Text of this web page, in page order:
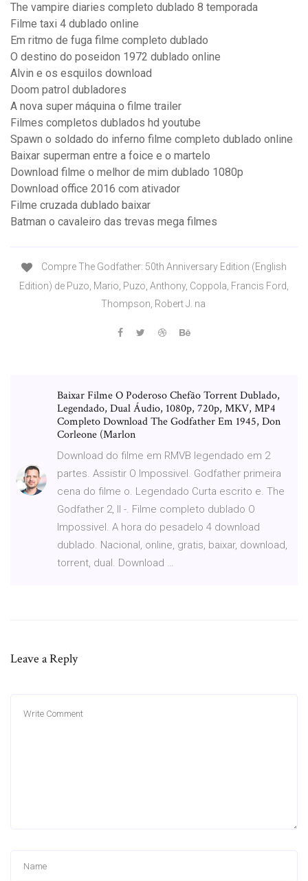
The vampire diaries completo dublado 8 temporada
Filme taxi 4 dublado online
Em ritmo de fuga filme completo dublado
O destino do poseidon 1972 dublado online
Alvin e os esquilos download
Doom patrol dubladores
A nova super máquina o filme trailer
Filmes completos dublados hd youtube
Spawn o soldado do inferno filme completo dublado online
Baixar superman entre a foice e o martelo
Download filme o melhor de mim dublado 1080p
Download office 2016 com ativador
Filme cruzada dublado baixar
Batman o cavaleiro das trevas mega filmes
Compre The Godfather: 50th Anniversary Edition (English
Edition) de Puzo, Mario, Puzo, Anthony, Coppola, Francis Ford,
Thompson, Robert J. na
Baixar Filme O Poderoso Chefão Torrent Dublado,
Legendado, Dual Áudio, 1080p, 720p, MKV, MP4
Completo Download The Godfather Em 1945, Don
Corleone (Marlon
Download do filme em RMVB legendado em 2
partes. Assistir O Impossivel. Godfather primeira
cena do filme o. Legendado Curta escrito e. The
Godfather 2, II -. Filme completo dublado O
Impossivel. A hora do pesadelo 4 download
dublado. Nacional, online, gratis, baixar, download,
torrent, dual. Download …
Leave a Reply